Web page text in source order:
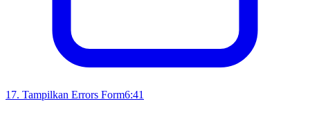
17. Tampilkan Errors Form6:41